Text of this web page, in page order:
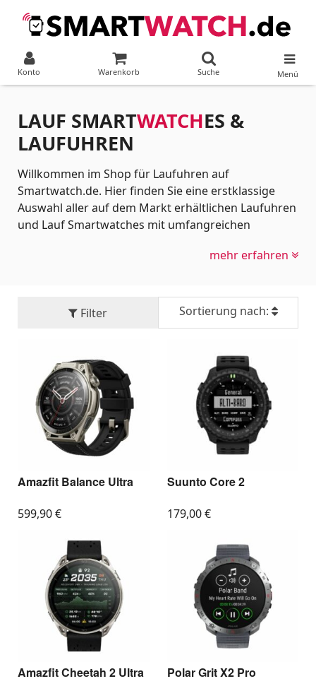
Konto Warenkorb Suche Menü
LAUF SMARTWATCHES &
LAUFUHREN
Willkommen im Shop für Laufuhren auf
Smartwatch.de. Hier finden Sie eine erstklassige
Auswahl aller auf dem Markt erhältlichen Laufuhren
und Lauf Smartwatches mit umfangreichen
ersten 5-Kilometer-Lauf vorbereiten oder zielstrebig
Ihre Leistung präzise im Blick zu behalten,
Trainingsziele gesund zu erreichen und die eigene
mehr erfahren
Filter Sortierung nach:
Amazfit Balance Ultra
599,90€
Suunto Core 2
179,00€
Amazfit Cheetah 2 Ultra Polar Grit X2 Pro